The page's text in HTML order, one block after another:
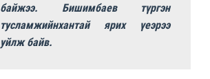
байжээ. Бишимбаев түргэн
тусламжийнхантай ярих үеэрээ
уйлж байв.